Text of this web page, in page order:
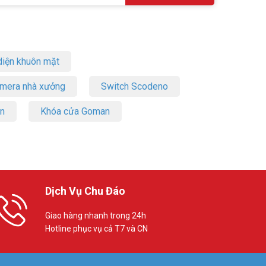
khuôn mặt
nhà xưởng Switch Scodeno
Khóa cửa Goman
Dịch Vụ Chu Đáo
Giao hàng nhanh trong 24h
Hotline phục vụ cả T7 và CN